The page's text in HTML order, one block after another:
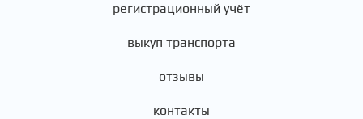
регистрационный учёт
выкуп транспорта
отзывы
контакты